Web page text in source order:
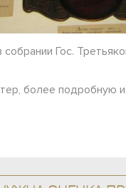
Гос.
более подробную